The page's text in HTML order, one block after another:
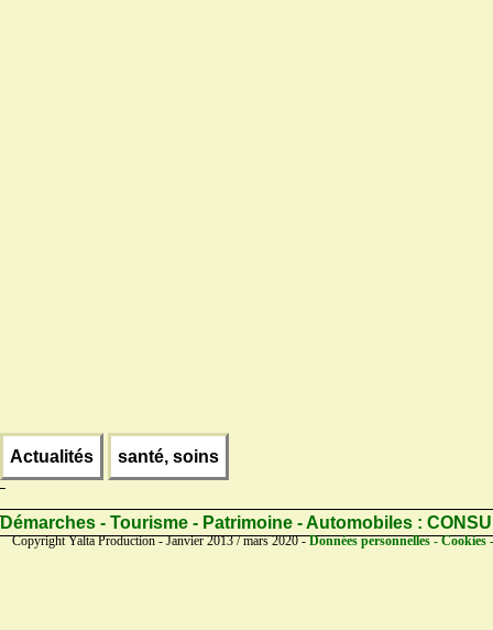
Actualités santé, soins
Démarches - Tourisme - Patrimoine - Automobiles :
Copyright Yalta Production - Janvier 2013 / mars 2020 -Données personnelles - Cookies